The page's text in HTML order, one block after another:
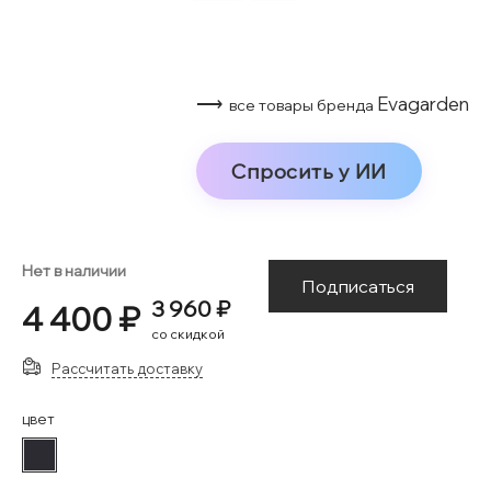
⟶ все товары бренда Evagarden
Спросить у ИИ
Нет в наличии
4 400 ₽ 3 960 ₽
со скидкой
Подписаться
Рассчитать доставку
цвет